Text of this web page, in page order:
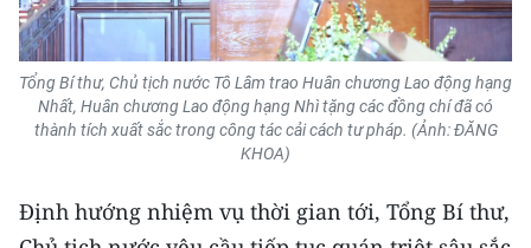
Tổng Bí thư, Chủ tịch nước Tô Lâm trao Huân chương Lao động hạng
Nhất, Huân chương Lao động hạng Nhì tặng các đồng chí đã có
thành tích xuất sắc trong công tác cải cách tư pháp. (Ảnh: ĐĂNG
KHOA)
Định hướng nhiệm vụ thời gian tới, Tổng Bí thư,